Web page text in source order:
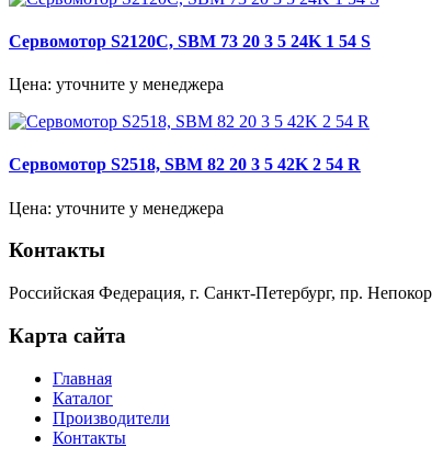
Сервомотор S2120C, SBM 73 20 3 5 24K 1 54 S
Цена: уточните у менеджера
Сервомотор S2518, SBM 82 20 3 5 42K 2 54 R
Цена: уточните у менеджера
Контакты
Российская Федерация, г. Санкт-Петербург, пр.
Карта сайта
Главная
Каталог
Производители
Контакты